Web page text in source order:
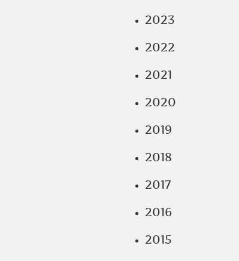
2023
2022
2021
2020
2019
2018
2017
2016
2015